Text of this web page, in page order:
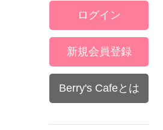
ログイン
新規会員登録
Berry's Cafeとは